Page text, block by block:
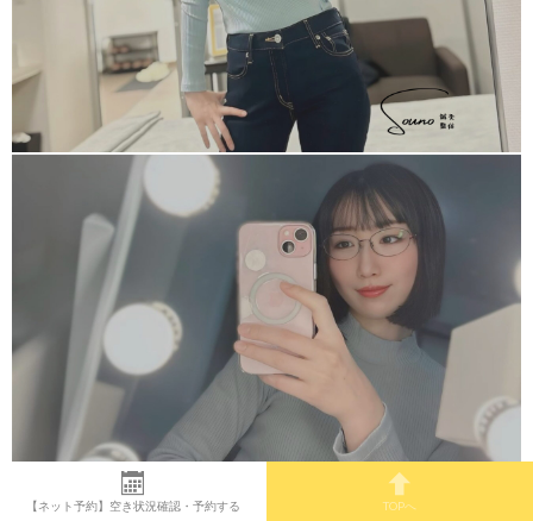
【ネット予約】空き状況確認・予約する TOPへ